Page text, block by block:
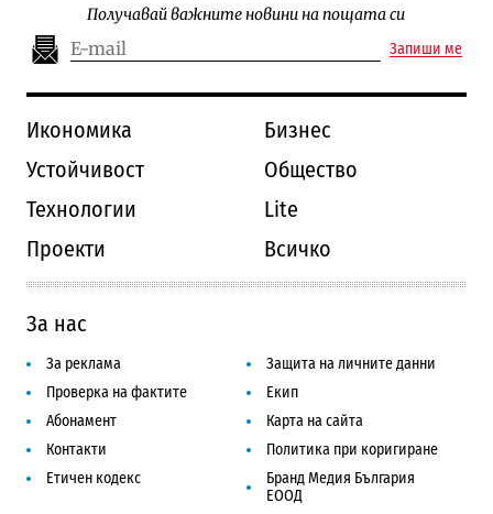
Получавай важните новини на пощата си
Запиши ме
Икономика
Бизнес
Устойчивост
Общество
Технологии
Lite
Проекти
Всичко
За нас
За реклама
Защита на личните данни
Проверка на фактите
Екип
Абонамент
Карта на сайта
Контакти
Политика при коригиране
Етичен кодекс
Бранд Медия България
ЕООД